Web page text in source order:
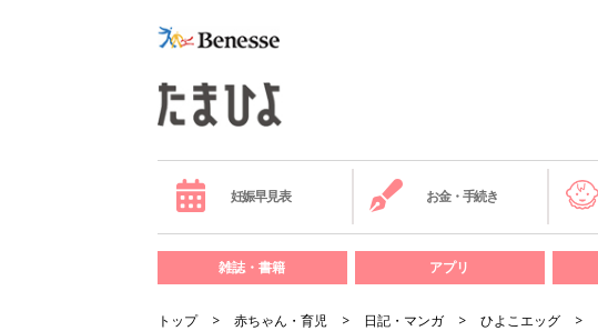
妊娠早見表 お金・手続き
雑誌・書籍 アプリ
トップ 赤ちゃん・育児 日記・マンガ ひよこエッグ